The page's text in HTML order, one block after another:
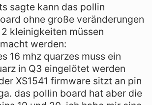
sagte kann das pollin
ohne große veränderungen
kleinigkeiten müssen
werden:
16 mhz quarzes muss ein
in Q3 eingelötet werden
XS1541 firmware sitzt an pin
das pollin board hat aber die